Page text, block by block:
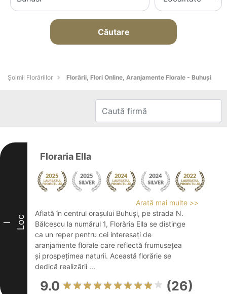
Căutare
Șoimii Florăriilor Florării, Flori Online, Aranjamente Florale - Buhuşi
I Loc
Floraria Ella
Arată mai multe >>
Aflată în centrul orașului Buhuși, pe strada N.
Bălcescu la numărul 1, Florăria Ella se distinge
ca un reper pentru cei interesați de
aranjamente florale care reflectă frumusețea
și prospețimea naturii. Această florărie se
dedică realizării ...
9.0 (26)